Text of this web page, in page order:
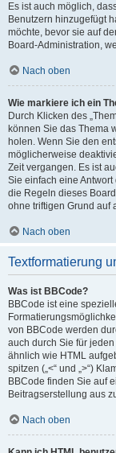
Es ist auch möglich,
Benutzern hinzugefügt
möchte, bevor sie auf
Board-Administration,
Nach oben
Wie markiere ich ein
Durch Klicken des
können Sie das Thema
holen. Wenn Sie den
möglicherweise
Zeit vergangen. Es ist
Sie einfach eine
die Regeln dieses
ohne triftigen Grund auf
Nach oben
Textformatierung
Was ist BBCode?
BBCode ist eine
von BBCode werden
auch durch Sie für
ähnlich wie HTML
spitzen („<“ und „>“)
BBCode finden Sie auf
Beitragserstellung aus
Nach oben